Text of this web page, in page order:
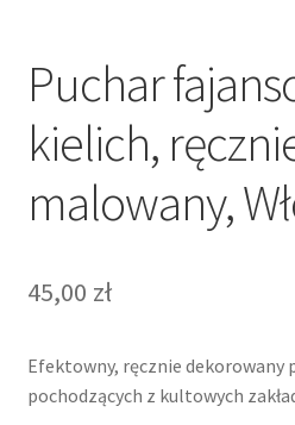
Puchar
kielich,
malowany,
45,00 zł
Efektowny, ręcznie dekorowany
pochodzących z kultowych